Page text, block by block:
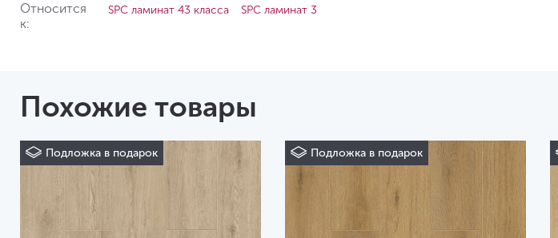
Относится
к:
SPC ламинат 43 класса SPC ламинат 3
Похожие товары
Подложка в подарок Подложка в подарок